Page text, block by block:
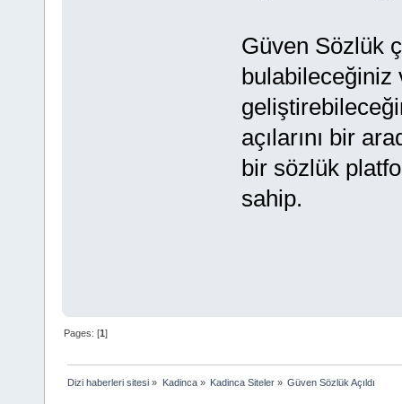
Güven Sözlük
bulabileceğiniz
açılarını bir
bir sözlük
sahip.
Pages: [1]
Dizi haberleri sitesi » Kadinca» Kadinca Siteler» Güven Sözlük Açıldı